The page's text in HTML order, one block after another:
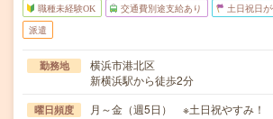
職種未経験OK 交通費別途支給あり 土日祝日
派遣
勤務地
横浜市港北区
新横浜駅から徒歩2分
曜日頻度 月～金（週5日） ※土日祝やすみ！